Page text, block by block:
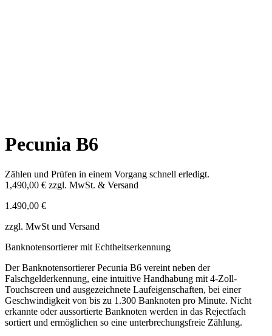
Pecunia B6
Zählen und Prüfen in einem Vorgang schnell erledigt.
1,490,00 € zzgl. MwSt. & Versand
1.490,00 €
zzgl. MwSt und Versand
Banknotensortierer mit Echtheitserkennung
Der Banknotensortierer Pecunia B6 vereint neben der
Falschgelderkennung, eine intuitive Handhabung mit 4-Zoll-
Touchscreen und ausgezeichnete Laufeigenschaften, bei einer
Geschwindigkeit von bis zu 1.300 Banknoten pro Minute. Nicht
erkannte oder aussortierte Banknoten werden in das Rejectfach
sortiert und ermöglichen so eine unterbrechungsfreie Zählung.